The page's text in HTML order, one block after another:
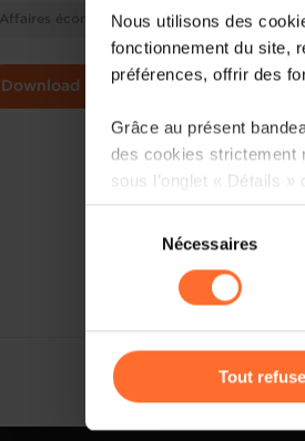
Nous utilisons des
fonctionnement du site,
préférences, offrir des
Grâce au présent
des cookies strictement
sous l’onglet « Détails »
Il est précisé que la
sociaux, sauvegarde
cas de refus de tous
gauche de chaque page.
consentement
Nécessaires
Tout
Affaires économiques Informations
Download